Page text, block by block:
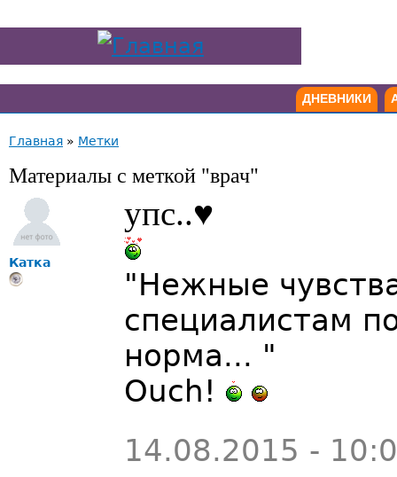
ДНЕВНИКИ
Главная » Метки
Материалы с меткой "врач"
Катка
упс..♥
"Нежные
специалистам
норма... "
Ouch!
14.08.2015 -